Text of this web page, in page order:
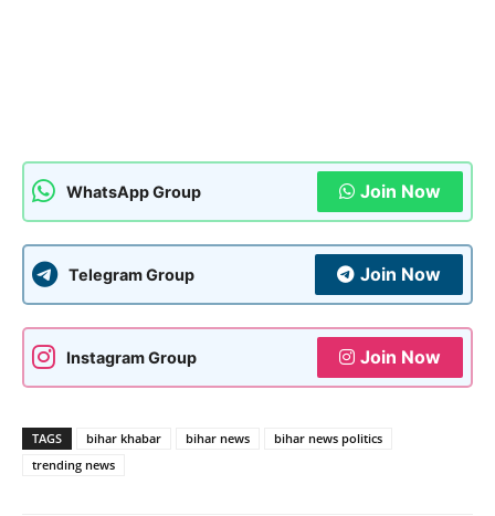
WhatsApp Group Join Now
Telegram Group Join Now
Instagram Group Join Now
TAGS bihar khabar bihar news
bihar news politics
trending news